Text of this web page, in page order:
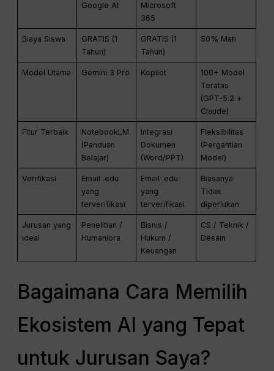
Google AI
Microsoft
365
Biaya Siswa
GRATIS (1
Tahun)
GRATIS (1
Tahun)
50% Mati
Model Utama Gemini 3 Pro Kopilot
100+ Model
Teratas
(GPT-5.2 +
Claude)
Fitur Terbaik
NotebookLM
(Panduan
Belajar)
Integrasi
Dokumen
(Word/PPT)
Fleksibilitas
(Pergantian
Model)
Verifikasi
Email .edu
yang
terverifikasi
Email .edu
yang
terverifikasi
Biasanya
Tidak
diperlukan
Jurusan yang
ideal
Penelitian /
Humaniora
Bisnis /
Hukum /
Keuangan
CS / Teknik /
Desain
Bagaimana Cara Memilih
Ekosistem AI yang Tepat
untuk Jurusan Saya?